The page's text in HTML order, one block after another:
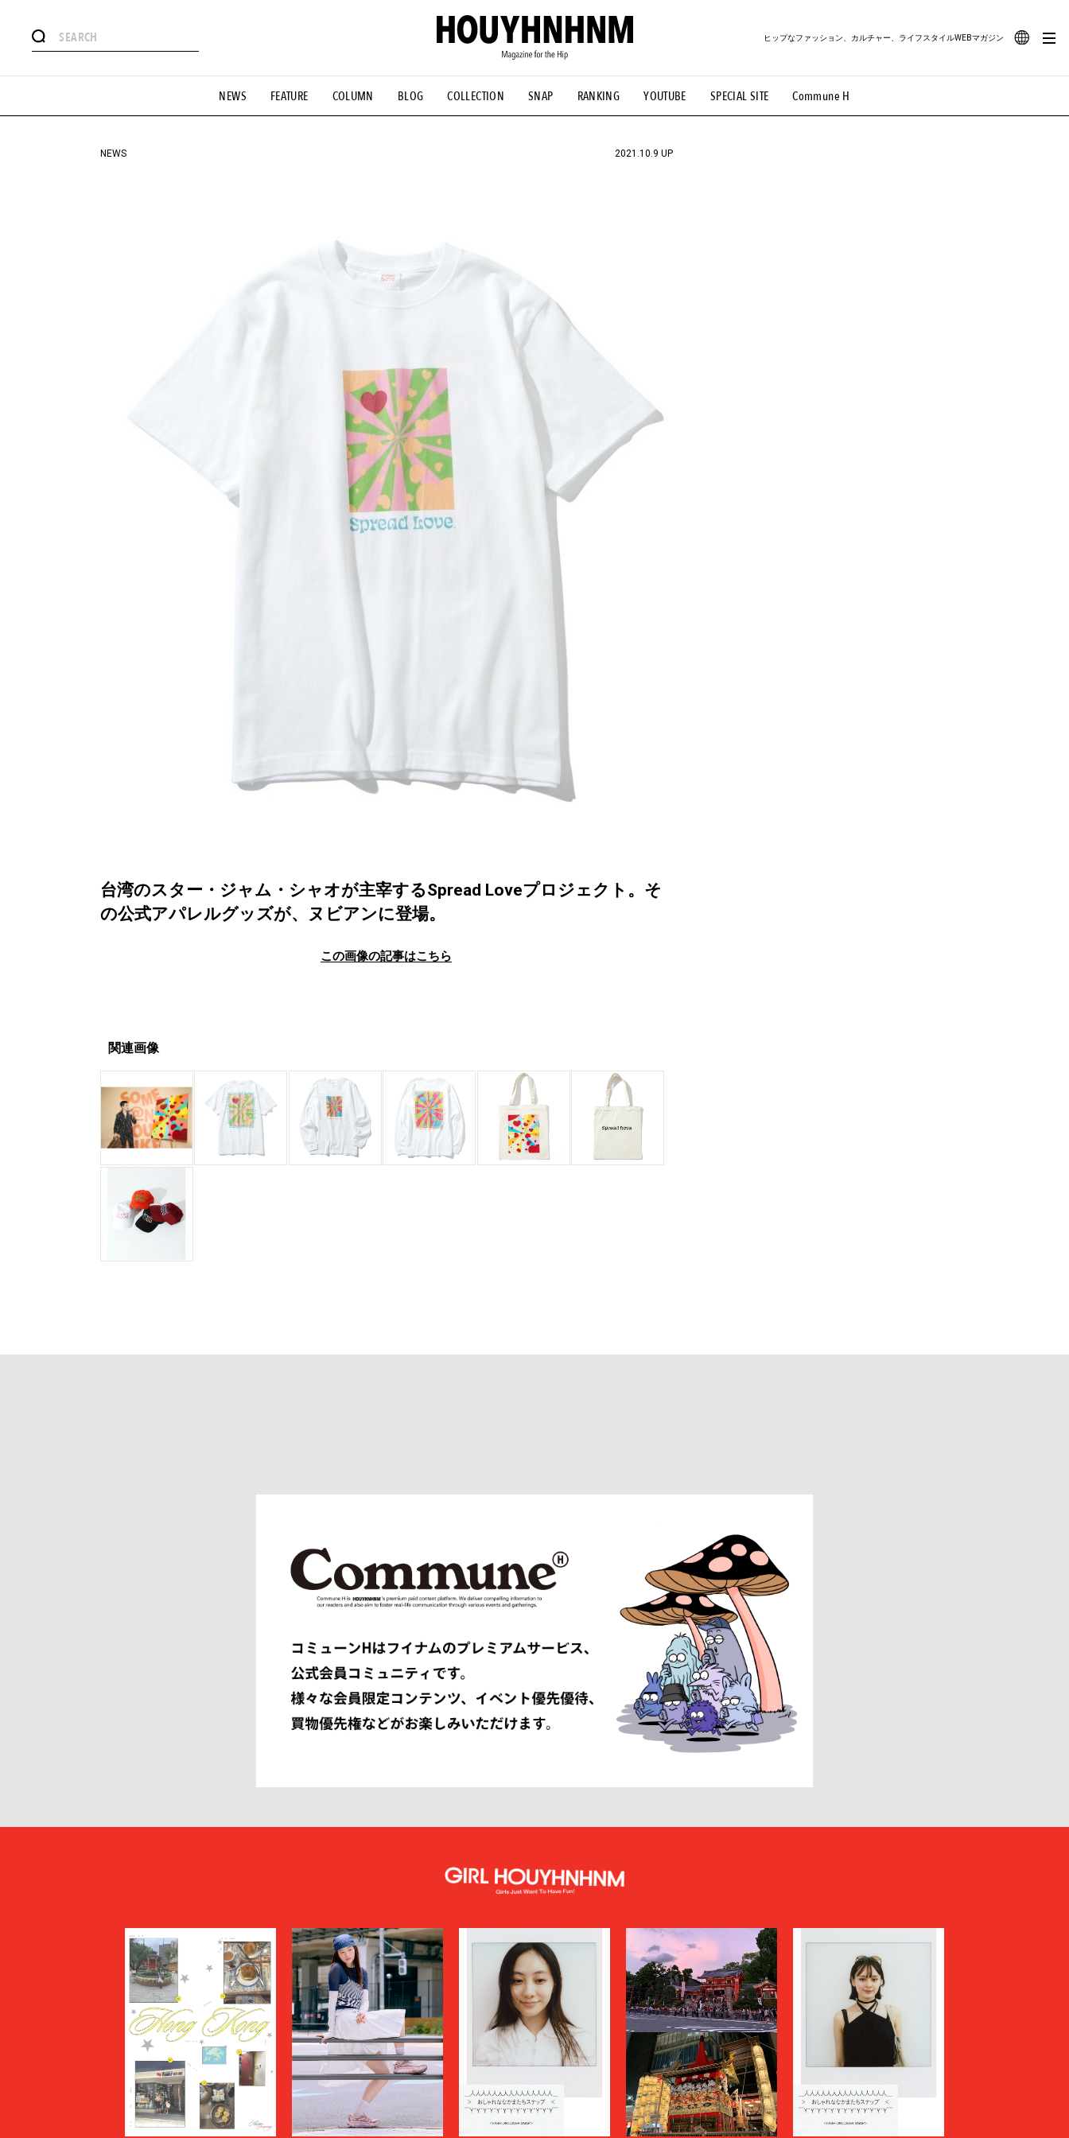
NEWS FEATURE COLUMN BLOG COLLECTION SNAP RANKING YOUTUBE SPECIAL SITE Commune H
ヒップなファッション、カルチャー、ライフスタイルWEBマガジン
#憧れの逸品 #ESSENTIAL DESIGNS #古着サミット #NEW VINTAGE #マイナーグッド図鑑 #路地裏てぃーん。 #MONTHLY JOURNAL
#GH 銘品の所以 #フイナムのYouTube #Commune H #FOCUS IT #AH.H #ととけん #FASHION #MUSIC #MOVIE #LIFESTYLE #SNEAKER #OUTDOOR
#HANDSOME HANDBOOK
NEWS 2021.10.9 UP
台湾のスター・ジャム・シャオが主宰するSpread Loveプロジェクト。そ
の公式アパレルグッズが、ヌビアンに登場。
この画像の記事はこちら
関連画像